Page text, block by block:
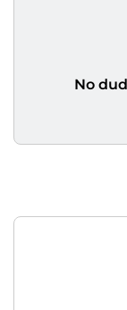
No